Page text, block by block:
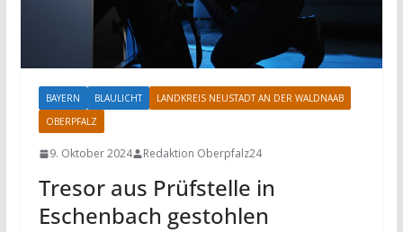
BAYERN BLAULICHT
LANDKREIS NEUSTADT AN DER WALDNAAB
OBERPFALZ
9. Oktober 2024 Redaktion Oberpfalz24
Tresor aus Prüfstelle in
Eschenbach gestohlen